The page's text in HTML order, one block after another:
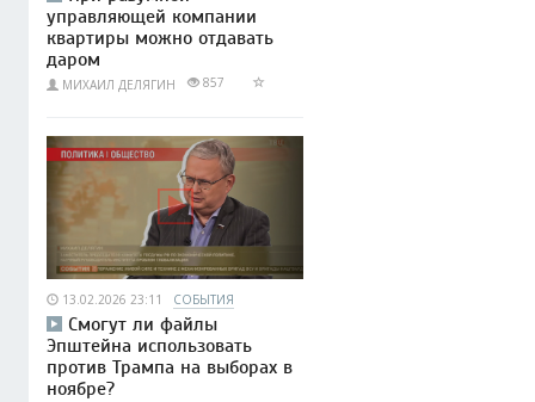
управляющей компании
квартиры можно отдавать
даром
МИХАИЛ ДЕЛЯГИН 857
13.02.2026 23:11 СОБЫТИЯ
Смогут ли файлы
Эпштейна использовать
против Трампа на выборах в
ноябре?